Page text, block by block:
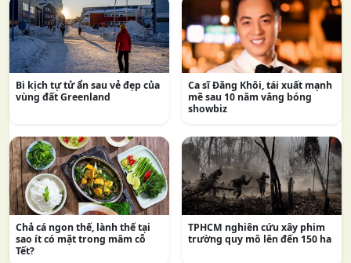
Bi kịch tự tử ẩn sau vẻ đẹp của
vùng đất Greenland
Ca sĩ Đăng Khôi, tái xuất mạnh
mẽ sau 10 năm vắng bóng
showbiz
Chả cá ngon thế, lành thế tại
sao ít có mặt trong mâm cỗ
Tết?
TPHCM nghiên cứu xây phim
trường quy mô lên đến 150 ha